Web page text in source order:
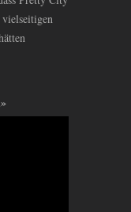
vielseitigen